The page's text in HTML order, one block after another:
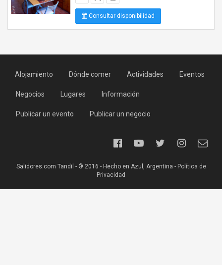
Consultar disponibilidad
Alojamiento Dónde comer Actividades Eventos
Negocios Lugares Información
Publicar un evento Publicar un negocio
Salidores.com Tandil - ® 2016 - Hecho en Azul, Argentina - Política de
Privacidad